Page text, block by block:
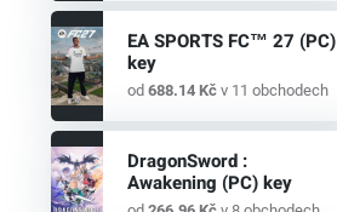
EA SPORTS FC™ 27 (PC)
key
od 688.14 Kčv 11 obchodech
DragonSword :
Awakening (PC) key